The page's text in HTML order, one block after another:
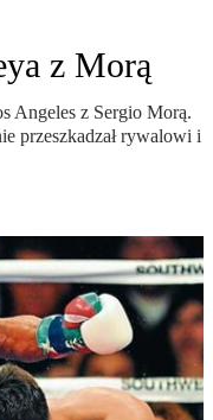
z Morą
Angeles z Sergio Morą.
przeszkadzał rywalowi i